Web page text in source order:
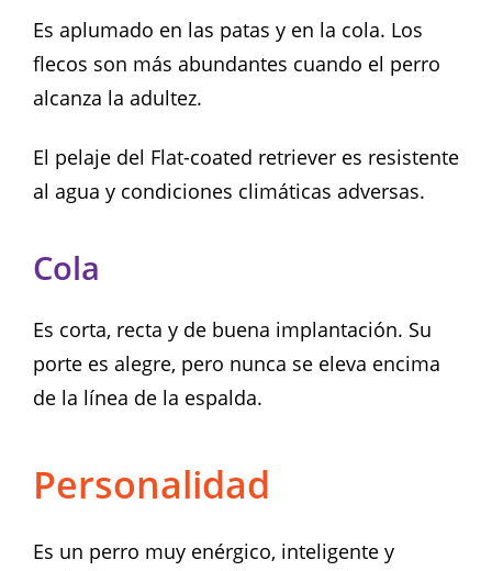
Es aplumado en las patas y en la cola. Los
flecos son más abundantes cuando el perro
alcanza la adultez.
El pelaje del Flat-coated retriever es resistente
al agua y condiciones climáticas adversas.
Cola
Es corta, recta y de buena implantación. Su
porte es alegre, pero nunca se eleva encima
de la línea de la espalda.
Personalidad
Es un perro muy enérgico, inteligente y